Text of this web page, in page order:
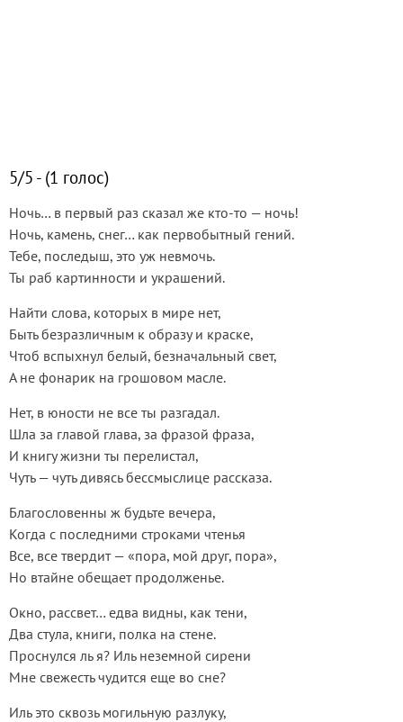
5/5 - (1 голос)
Ночь… в первый раз сказал же кто-то — ночь!
Ночь, камень, снег… как первобытный гений.
Тебе, последыш, это уж невмочь.
Ты раб картинности и украшений.
Найти слова, которых в мире нет,
Быть безразличным к образу и краске,
Чтоб вспыхнул белый, безначальный свет,
А не фонарик на грошовом масле.
Нет, в юности не все ты разгадал.
Шла за главой глава, за фразой фраза,
И книгу жизни ты перелистал,
Чуть — чуть дивясь бессмыслице рассказа.
Благословенны ж будьте вечера,
Когда с последними строками чтенья
Все, все твердит — «пора, мой друг, пора»,
Но втайне обещает продолженье.
Окно, рассвет… едва видны, как тени,
Два стула, книги, полка на стене.
Проснулся ль я? Иль неземной сирени
Мне свежесть чудится еще во сне?
Иль это сквозь могильную разлуку,